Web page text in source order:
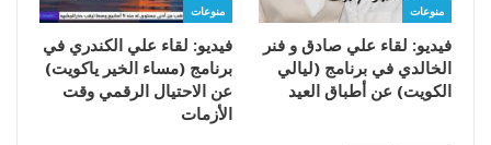
منوعات
فيديو: لقاء علي صادق و فنر
الخالدي في برنامج (ليالي
الكويت) عن أطباق العيد
منوعات
فيديو: لقاء علي الكندري في
برنامج (مساء الخير ياكويت)
عن الاحتيال الرقمي وقت
الأزمات